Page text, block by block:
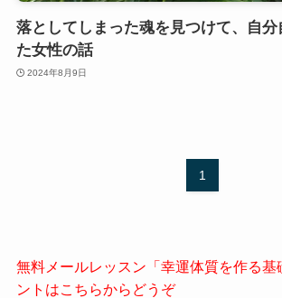
落としてしまった魂を見つけて、自分
た女性の話
2024年8月9日
1
無料メールレッスン「幸運体質を作る基
ントはこちらからどうぞ